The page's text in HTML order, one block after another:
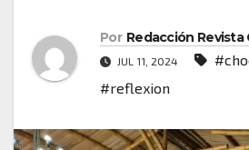
Por Redacción Revista
JUL 11, 2024
#reflexion